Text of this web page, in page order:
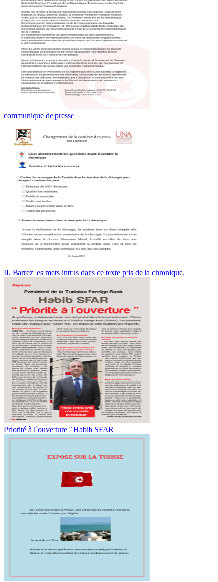
communique de presse
II. Barrez les mots intrus dans ce texte pris de la chronique.
Priorité à l´ouverture ¨ Habib SFAR